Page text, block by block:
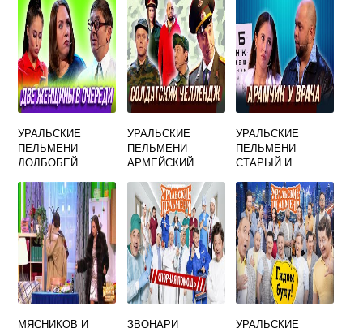
УРАЛЬСКИЕ
ПЕЛЬМЕНИ
ДОЛБОБЕЙ
УРАЛЬСКИЕ
ПЕЛЬМЕНИ
АРМЕЙСКИЙ
УРАЛЬСКИЕ
ПЕЛЬМЕНИ
СТАРЫЙ И
ДОКТОР
МЯСНИКОВ И
ЗВОНАРИ
УРАЛЬСКИЕ